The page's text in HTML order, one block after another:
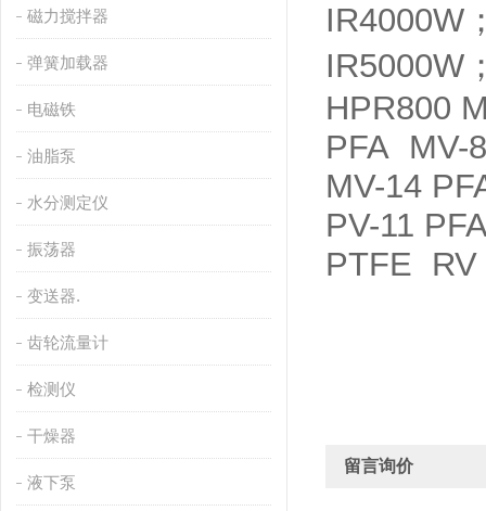
磁力搅拌器
弹簧加载器
电磁铁
油脂泵
水分测定仪
振荡器
变送器.
齿轮流量计
检测仪
干燥器
液下泵
IR4000W
IR5000W
HPR800
PFA MV-
MV-14
PV-11
PTFE
留言询价